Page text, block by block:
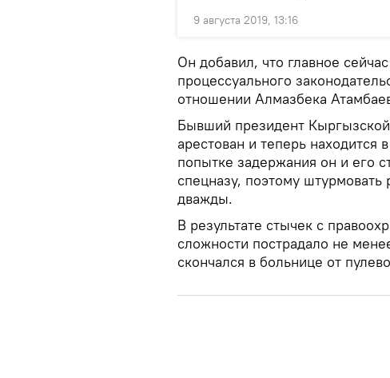
9 августа 2019, 13:16
Он добавил, что главное
процессуального
отношении Алмазбека
Бывший президент
арестован и теперь
попытке задержания он и его
спецназу, поэтому
дважды.
В результате стычек с
сложности пострадало не
скончался в больнице от